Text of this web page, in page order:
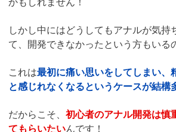
しかし中にはどうしてもアナルが気持
て、開発できなかったという方もいる
これは最初に痛い思いをしてしまい、
と感じれなくなるというケースが結構
だからこそ、 初心者のアナル開発は慎
てもらいたいんです！